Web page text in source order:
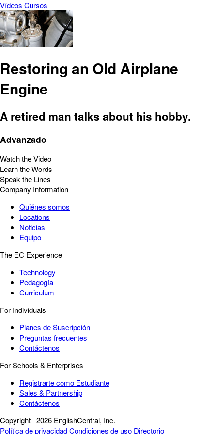
Vídeos Cursos
Restoring an Old Airplane
Engine
A retired man talks about his hobby.
Advanzado
Watch the Video
Learn the Words
Speak the Lines
Company Information
Quiénes somos
Locations
Noticias
Equipo
The EC Experience
Technology
Pedagogía
Curriculum
For Individuals
Planes de Suscripción
Preguntas frecuentes
Contáctenos
For Schools & Enterprises
Registrarte como Estudiante
Sales & Partnership
Contáctenos
Copyright 2026 EnglishCentral, Inc.
Política de privacidadCondiciones de uso Directorio